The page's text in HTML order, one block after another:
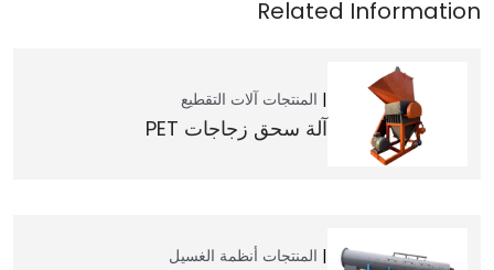
المنتجات آلات التقطيع
آلة سحق زجاجات PET
المنتجات أنظمة الغسيل